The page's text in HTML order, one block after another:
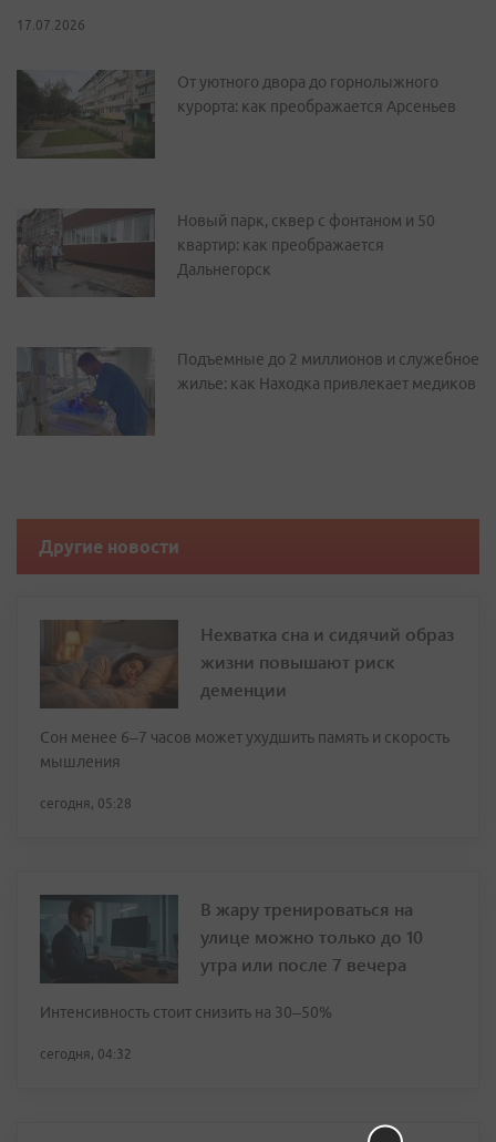
17.07.2026
От уютного двора до горнолыжного
курорта: как преображается Арсеньев
Новый парк, сквер с фонтаном и 50
квартир: как преображается
Дальнегорск
Подъемные до 2 миллионов и служебное
жилье: как Находка привлекает медиков
Другие новости
Нехватка сна и сидячий образ
жизни повышают риск
деменции
Сон менее 6–7 часов может ухудшить память и скорость
мышления
сегодня, 05:28
В жару тренироваться на
улице можно только до 10
утра или после 7 вечера
Интенсивность стоит снизить на 30–50%
сегодня, 04:32